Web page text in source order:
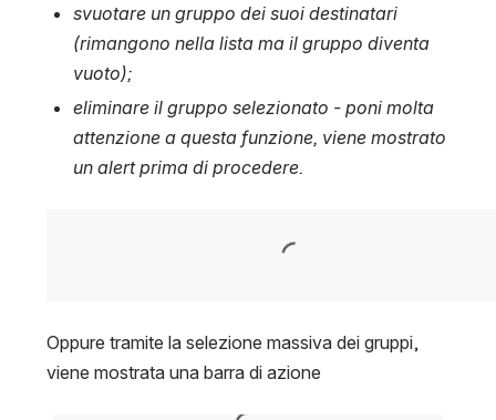
svuotare un gruppo dei suoi destinatari
(rimangono nella lista ma il gruppo diventa
vuoto);
eliminare il gruppo selezionato - poni molta
attenzione a questa funzione, viene mostrato
un alert prima di procedere.
Oppure tramite la selezione massiva dei gruppi,
viene mostrata una barra di azione